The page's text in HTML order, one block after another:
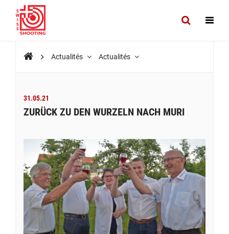
Actualités Actualités
31.05.21
ZURÜCK ZU DEN WURZELN NACH MURI